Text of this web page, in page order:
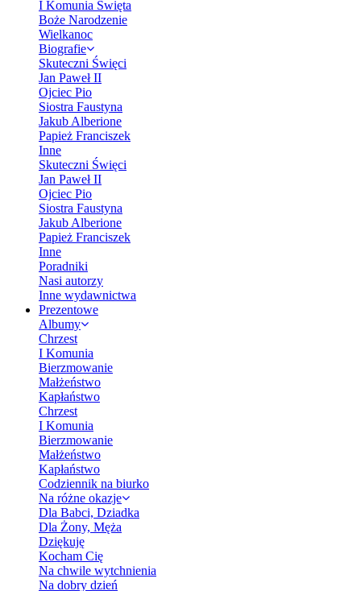
I Komunia Święta
Boże Narodzenie
Wielkanoc
Biografie
Skuteczni Święci
Jan Paweł II
Ojciec Pio
Siostra Faustyna
Jakub Alberione
Papież Franciszek
Inne
Skuteczni Święci
Jan Paweł II
Ojciec Pio
Siostra Faustyna
Jakub Alberione
Papież Franciszek
Inne
Poradniki
Nasi autorzy
Inne wydawnictwa
Prezentowe
Albumy
Chrzest
I Komunia
Bierzmowanie
Małżeństwo
Kapłaństwo
Chrzest
I Komunia
Bierzmowanie
Małżeństwo
Kapłaństwo
Codziennik na biurko
Na różne okazje
Dla Babci, Dziadka
Dla Żony, Męża
Dziękuję
Kocham Cię
Na chwile wytchnienia
Na dobry dzień